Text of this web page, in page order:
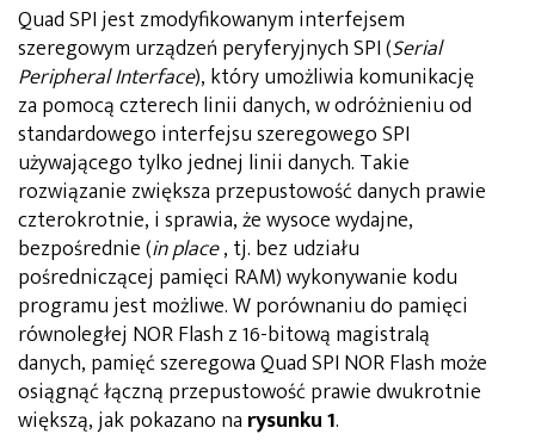
Quad SPI jest zmodyfikowanym interfejsem
szeregowym urządzeń peryferyjnych SPI (Serial
Peripheral Interface), który umożliwia komunikację
za pomocą czterech linii danych, w odróżnieniu od
standardowego interfejsu szeregowego SPI
używającego tylko jednej linii danych. Takie
rozwiązanie zwiększa przepustowość danych prawie
czterokrotnie, i sprawia, że wysoce wydajne,
bezpośrednie (in place, tj. bez udziału
pośredniczącej pamięci RAM) wykonywanie kodu
programu jest możliwe. W porównaniu do pamięci
równoległej NOR Flash z 16-bitową magistralą
danych, pamięć szeregowa Quad SPI NOR Flash może
osiągnąć łączną przepustowość prawie dwukrotnie
większą, jak pokazano na rysunku 1.